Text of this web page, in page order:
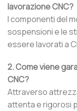
lavorazione CNC?
I componenti del
sospensioni e le
essere lavorati a
2. Come viene
CNC?
Attraverso
attenta e rigorosi